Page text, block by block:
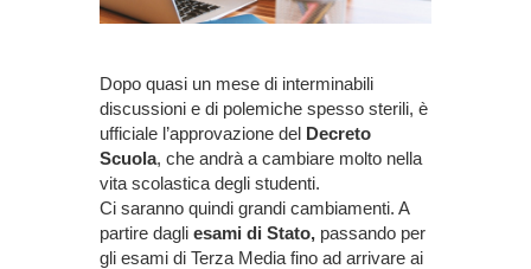
Dopo quasi un mese di interminabili
discussioni e di polemiche spesso sterili, è
ufficiale l’approvazione del Decreto
Scuola, che andrà a cambiare molto nella
vita scolastica degli studenti.
Ci saranno quindi grandi cambiamenti. A
partire dagli esami di Stato, passando per
gli esami di Terza Media fino ad arrivare ai